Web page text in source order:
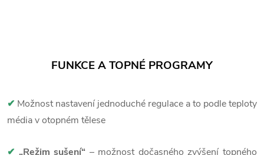
FUNKCE A TOPNÉ PROGRAMY
✔ Možnost nastavení jednoduché regulace a to podle teploty
média v otopném tělese
✔ „Režim sušení“ – možnost dočasného zvýšení topného